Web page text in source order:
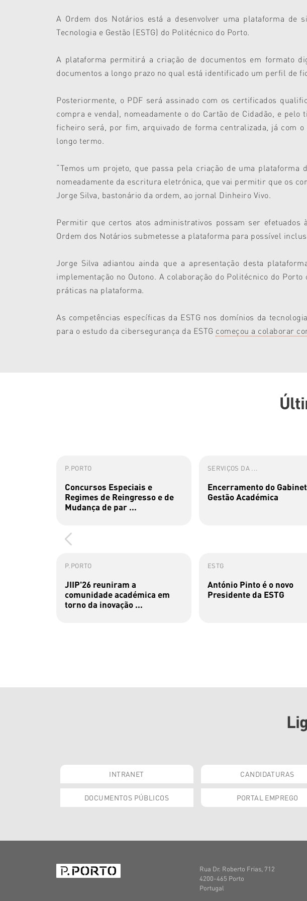
A Ordem dos Notários está a desenvolver uma plataforma de
Tecnologia e Gestão (ESTG) do Politécnico do Porto.
A plataforma permitirá a criação de documentos em formato
documentos a longo prazo no qual está identificado um perfil de
Posteriormente, o PDF será assinado com os certificados
compra e venda), nomeadamente o do Cartão de Cidadão, e
ficheiro será, por fim, arquivado de forma centralizada, já com
longo termo.
“Temos um projeto, que passa pela criação de uma
nomeadamente da escritura eletrónica, que vai permitir que os
Jorge Silva, bastonário da ordem, ao jornal Dinheiro Vivo.
Permitir que certos atos administrativos possam ser
Ordem dos Notários submetesse a plataforma para possível
Jorge Silva adiantou ainda que a apresentação desta
implementação no Outono. A colaboração do Politécnico do
práticas na plataforma.
As competências específicas da ESTG nos domínios da
para o estudo da cibersegurança da ESTG começou a colaborar
P.PORTO
Concursos Especiais e
Regimes de Reingresso e de
Mudança de par ...
SERVIÇOS DA ...
Encerramento do
Gestão Académica
P.PORTO
JIIP'26 reuniram a
comunidade académica em
torno da inovação ...
ESTG
António Pinto é o novo
Presidente da ESTG
INTRANET CANDIDATURAS
DOCUMENTOS PÚBLICOS PORTAL EMPREGO
Rua Dr. Roberto Frias, 712
4200-465 Porto
Portugal